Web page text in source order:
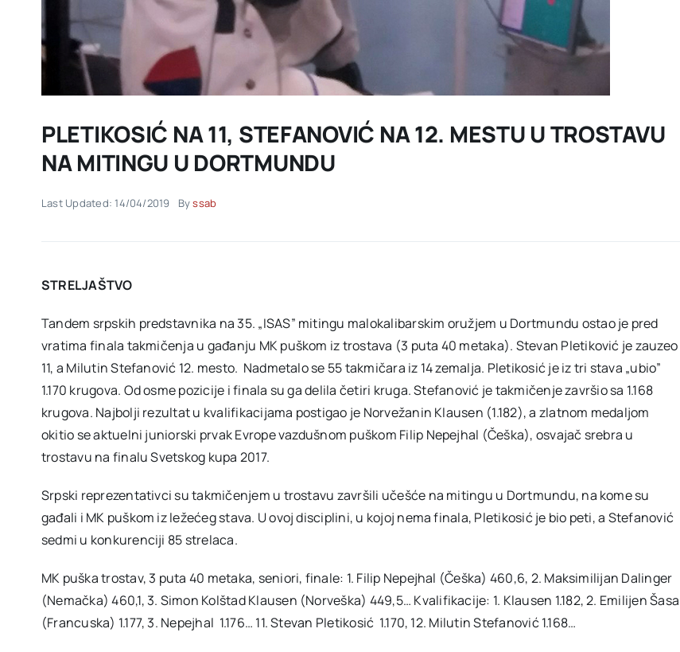
PLETIKOSIĆ NA 11, STEFANOVIĆ NA 12. MESTU U TROSTAVU
NA MITINGU U DORTMUNDU
Last Updated: 14/04/2019 Byssab
STRELJAŠTVO
Tandem srpskih predstavnika na 35. „ISAS” mitingu malokalibarskim oružjem u Dortmundu ostao je pred
vratima finala takmičenja u gađanju MK puškom iz trostava (3 puta 40 metaka). Stevan Pletiković je zauzeo
11, a Milutin Stefanović 12. mesto. Nadmetalo se 55 takmičara iz 14 zemalja. Pletikosić je iz tri stava „ubio”
1.170 krugova. Od osme pozicije i finala su ga delila četiri kruga. Stefanović je takmičenje završio sa 1.168
krugova. Najbolji rezultat u kvalifikacijama postigao je Norvežanin Klausen (1.182), a zlatnom medaljom
okitio se aktuelni juniorski prvak Evrope vazdušnom puškom Filip Nepejhal (Češka), osvajač srebra u
trostavu na finalu Svetskog kupa 2017.
Srpski reprezentativci su takmičenjem u trostavu završili učešće na mitingu u Dortmundu, na kome su
gađali i MK puškom iz ležećeg stava. U ovoj disciplini, u kojoj nema finala, Pletikosić je bio peti, a Stefanović
sedmi u konkurenciji 85 strelaca.
MK puška trostav, 3 puta 40 metaka, seniori, finale: 1. Filip Nepejhal (Češka) 460,6, 2. Maksimilijan Dalinger
(Nemačka) 460,1, 3. Simon Kolštad Klausen (Norveška) 449,5… Kvalifikacije: 1. Klausen 1.182, 2. Emilijen Šasa
(Francuska) 1.177, 3. Nepejhal 1.176… 11. Stevan Pletikosić 1.170, 12. Milutin Stefanović 1.168…